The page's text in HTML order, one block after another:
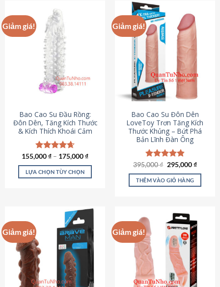
có
nhiều
biến
thể.
Các
tùy
chọn
có
chọn
trên
trang
sản
phẩm
Giảm giá!
Bao Cao Su Đầu Rồng:
Đôn Dên, Tăng Kích Thước
& Kích Thích Khoái Cảm
Được xếp
hạng4.69
5 sao
155,000₫ – 175,000₫
LỰA CHỌN TÙY CHỌN
nhiều
biến
thể.
Các
tùy
chọn
Giảm giá!
Bao Cao Su Đôn Dên
LoveToy Trơn Tăng Kích
Thước Khủng – Bứt Phá
Bản Lĩnh Đàn Ông
Được xếp
hạng4.82
5 sao
395,000₫ Giá
là:
395,000 ₫.
295,000₫Giá
tại
THÊM VÀO GIỎ HÀNG
Giảm giá! Giảm giá!